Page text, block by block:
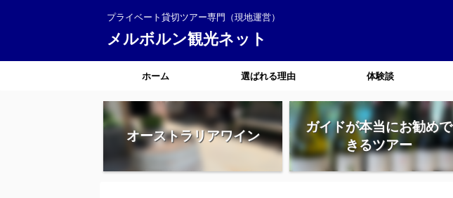
プライベート貸切ツアー専門（現地運営）
メルボルン観光ネット
ホーム 選ばれる理由 体験談
オーストラリアワイン
ガイドが本当にお勧めで
きるツアー